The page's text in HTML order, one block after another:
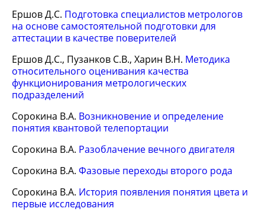
Ершов Д.С. Подготовка специалистов метрологов
на основе самостоятельной подготовки для
аттестации в качестве поверителей
Ершов Д.С., Пузанков С.В., Харин В.Н. Методика
относительного оценивания качества
функционирования метрологических
подразделений
Сорокина В.А. Возникновение и определение
понятия квантовой телепортации
Сорокина В.А. Разоблачение вечного двигателя
Сорокина В.А. Фазовые переходы второго рода
Сорокина В.А. История появления понятия цвета и
первые исследования